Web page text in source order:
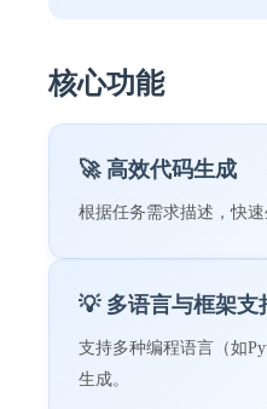
核心功能
🚀 高效代码生成
根据任务需求描述，快
💡 多语言与框架支
支持多种编程语言（如
生成。